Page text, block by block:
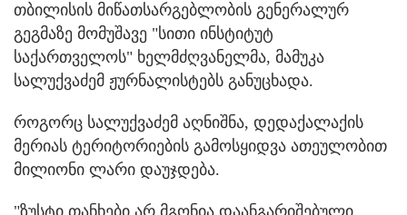
თბილისის მიწათსარგებლობის გენერალურ
გეგმაზე მომუშავე "სითი ინსტიტუტ
საქართველოს" ხელმძღვანელმა, მამუკა
სალუქვაძემ ჟურნალისტებს განუცხადა.
როგორც სალუქვაძემ აღნიშნა, დედაქალაქის
მერიას ტერიტორიების გამოსყიდვა ათეულობით
მილიონი ლარი დაუჯდება.